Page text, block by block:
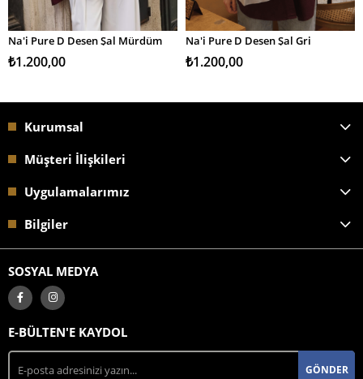
SEPETE EKLE
Na'i Pure D Desen Şal Mürdüm
₺1.200,00
SEPETE EKLE
Na'i Pure D Desen Şal Gri
₺1.200,00
Kurumsal
Müşteri İlişkileri
Uygulamalarımız
Bilgiler
SOSYAL MEDYA
E-BÜLTEN'E KAYDOL
GÖNDER